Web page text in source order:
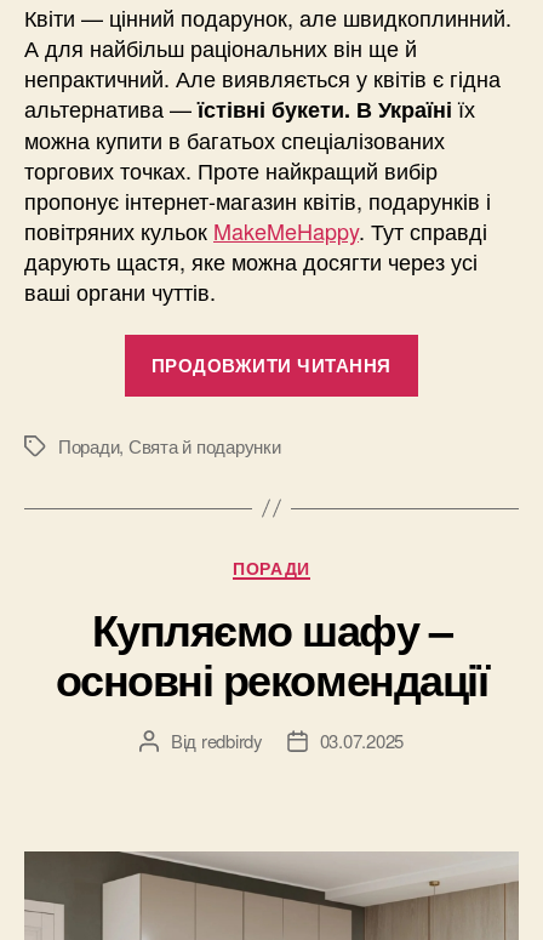
Квіти — цінний подарунок, але швидкоплинний.
А для найбільш раціональних він ще й
непрактичний. Але виявляється у квітів є гідна
альтернатива —їстівні букети. В Україні їх
можна купити в багатьох спеціалізованих
торгових точках. Проте найкращий вибір
пропонує інтернет-магазин квітів, подарунків і
повітряних кульок MakeMeHappy. Тут справді
дарують щастя, яке можна досягти через усі
ваші органи чуттів.
ПРОДОВЖИТИ ЧИТАННЯ
подвійно”
Позначки
Поради, Свята й подарунки
Категорії
ПОРАДИ
Купляємо шафу –
основні рекомендації
Автор
Від redbirdy
Дата03.07.2025